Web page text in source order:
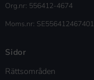
Org.nr: 556412-4674
Moms.nr: SE556412467401
Sidor
Rättsområden